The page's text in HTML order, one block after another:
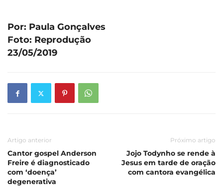
Por: Paula Gonçalves
Foto: Reprodução
23/05/2019
Artigo anterior
Cantor gospel Anderson
Freire é diagnosticado
com ‘doença’
degenerativa
Próximo artigo
Jojo Todynho se rende à
Jesus em tarde de oração
com cantora evangélica